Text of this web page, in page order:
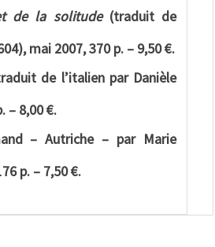
de la solitude(traduit de
mai 2007, 370 p. – 9,50 €.
de l’italien par Danièle
– 8,00 €.
– Autriche – par Marie
p. – 7,50 €.